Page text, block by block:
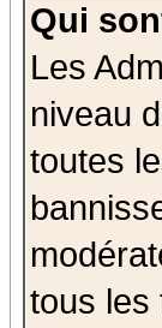
Qui
Les
niveau
toutes
tous les